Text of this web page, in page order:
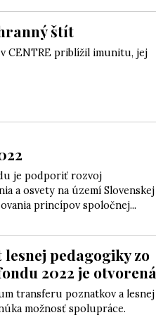
štít
CENTRE priblížil imunitu, jej
je podporiť rozvoj
a osvety na území Slovenskej
princípov spoločnej...
pedagogiky zo
2022 je otvorená
transferu poznatkov a lesnej
možnosť spolupráce.